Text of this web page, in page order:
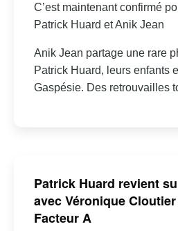
C’est maintenant confirmé
Patrick Huard et Anik Jean
Anik Jean partage une rare
Patrick Huard, leurs enfants
Gaspésie. Des retrouvailles
Patrick Huard revient
avec Véronique
Facteur A